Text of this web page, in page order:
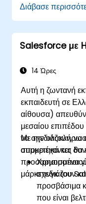
Salesforce.
υπηρεσίες
Διάβασε
Salesforce με
14 Ώρες
Αυτή η ζωντανή
εκπαιδευτή σε
αίθουσα)
μεσαίου
να σχεδιάζουν,
αποκριτικά και
προσαρμοσμένα
μάρκετινγκ του
Με την
συμμετέχοντες θα
σχεδιάζουν
προσβάσιμα
που είναι